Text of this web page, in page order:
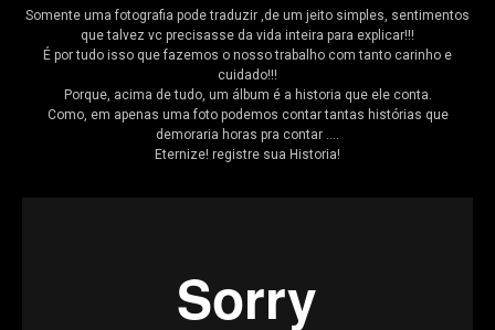
Somente uma fotografia pode traduzir ,de um jeito simples, sentimentos
que talvez vc precisasse da vida inteira para explicar!!!
É por tudo isso que fazemos o nosso trabalho com tanto carinho e
cuidado!!!
Porque, acima de tudo, um álbum é a historia que ele conta.
Como, em apenas uma foto podemos contar tantas histórias que
demoraria horas pra contar ….
Eternize! registre sua Historia!